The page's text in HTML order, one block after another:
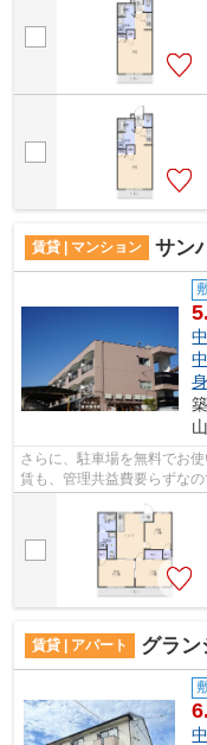
賃貸 | マンション サン
さらに、駐車場を無料でお
賃も、管理共益費要らずな
賃貸 | アパート グラン